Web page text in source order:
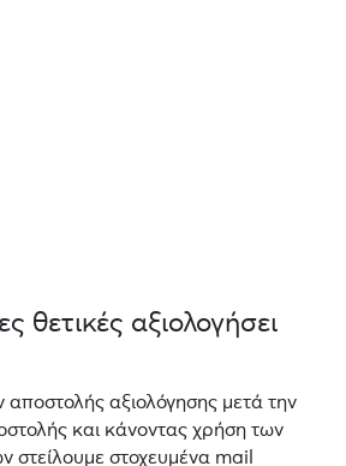
θετικές αξιολογήσει
αποστολής αξιολόγησης μετά την
και κάνοντας χρήση των
στείλουμε στοχευμένα mail